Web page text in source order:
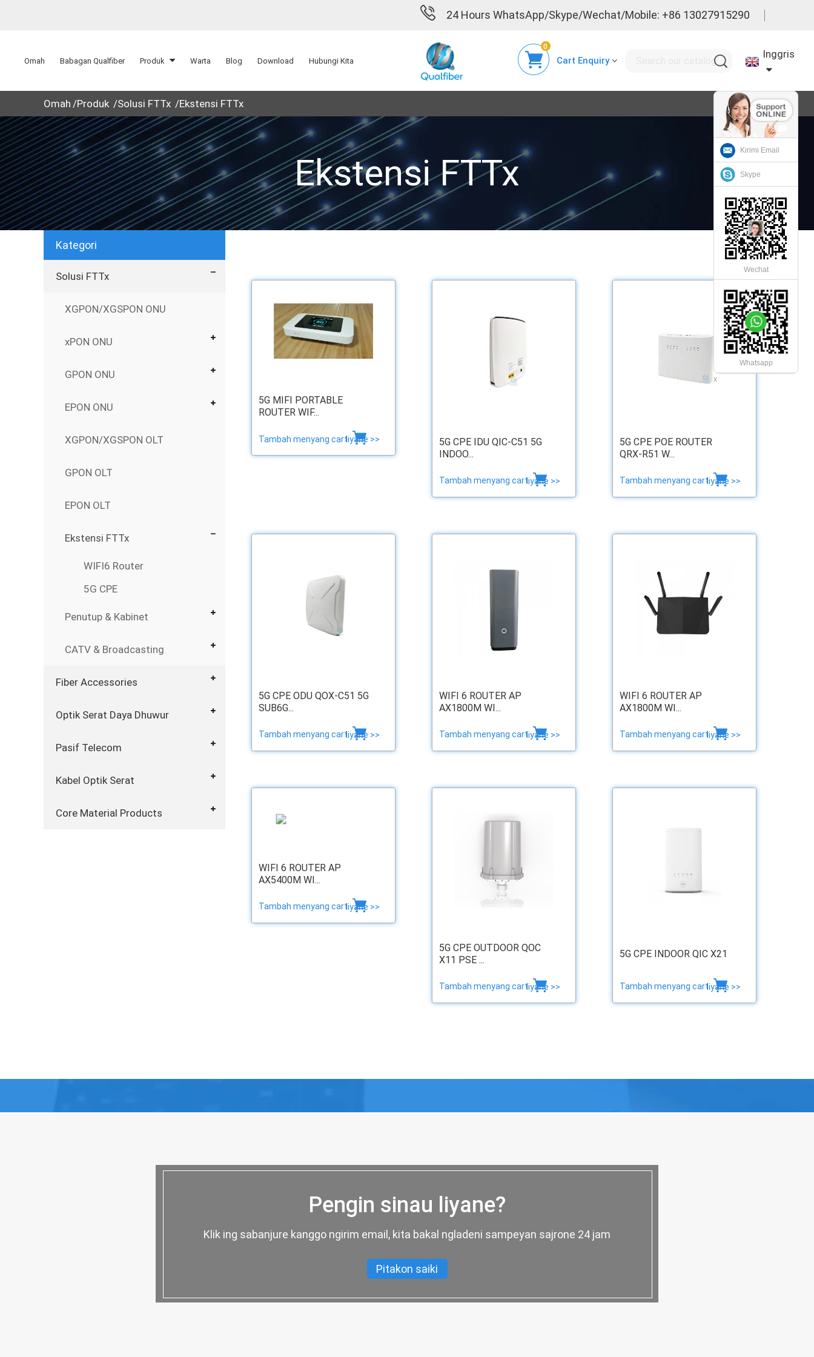
24 Hours WhatsApp/Skype/Wechat/Mobile: +86 13027915290
Omah Babagan Qualfiber Produk Warta Blog Download Hubungi Kita Cart Enquiry
0
Inggris
Omah Produk Solusi FTTx Ekstensi FTTx
Ekstensi FTTx
Kategori
Solusi FTTx
XGPON/XGSPON ONU
xPON ONU
GPON ONU
EPON ONU
XGPON/XGSPON OLT
GPON OLT
EPON OLT
Ekstensi FTTx
WIFI6 Router
5G CPE
Penutup & Kabinet
CATV & Broadcasting
Fiber Accessories
Optik Serat Daya Dhuwur
Pasif Telecom
Kabel Optik Serat
Core Material Products
5G MIFI PORTABLE
ROUTER WIF...
Tambah menyang cartliyane >>
5G CPE IDU QIC-C51 5G
INDOO...
Tambah menyang cartliyane >>
5G CPE POE ROUTER
QRX-R51 W...
Tambah menyang cartliyane >>
5G CPE ODU QOX-C51 5G
SUB6G...
Tambah menyang cartliyane >>
WIFI 6 ROUTER AP
AX1800M WI...
Tambah menyang cartliyane >>
WIFI 6 ROUTER AP
AX1800M WI...
Tambah menyang cartliyane >>
WIFI 6 ROUTER AP
AX5400M WI...
Tambah menyang cartliyane >>
5G CPE OUTDOOR QOC
X11 PSE ...
Tambah menyang cartliyane >>
5G CPE INDOOR QIC X21
Tambah menyang cartliyane >>
Pengin sinau liyane?
Klik ing sabanjure kanggo ngirim email, kita bakal ngladeni sampeyan sajrone 24 jam
Pitakon saiki
Kirimi Email
Skype
Wechat
Whatsapp
x